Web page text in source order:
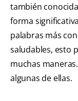
también
forma
palabras más
saludables, esto
muchas
algunas de ellas.